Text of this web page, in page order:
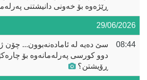
ڕێژەوە بۆ خەونی دانیشتنی
29/06/2026
08:44
سێ دەیە لە ئامادەنەبوون... چۆن
دوو کورسی پەرلەمانەوە بۆ
ڕۆیشتن؟